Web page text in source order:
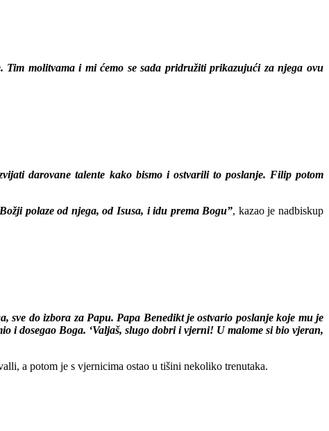
molitvama i mi ćemo se sada pridružiti prikazujući za njega ovu
darovane talente kako bismo i ostvarili to poslanje. Filip potom
polaze od njega, od Isusa, i idu prema Bogu”, kazao je nadbiskup
sve do izbora za Papu. Papa Benedikt je ostvario poslanje koje mu je
i dosegao Boga. ‘Valjaš, slugo dobri i vjerni! U malome si bio vjeran,
a potom je s vjernicima ostao u tišini nekoliko trenutaka.